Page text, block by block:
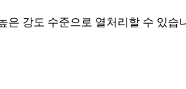
강도 수준으로 열처리할 수 있